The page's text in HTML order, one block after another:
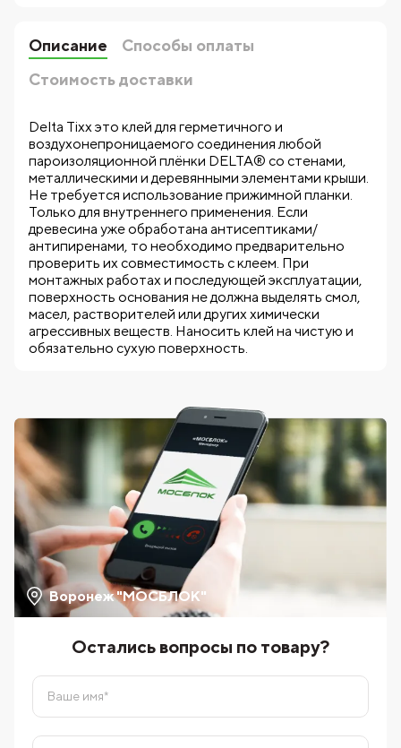
Описание
Способы оплаты
Стоимость доставки
Delta Tixx это клей для герметичного и
воздухонепроницаемого соединения любой
пароизоляционной плёнки DELTA® со стенами,
металлическими и деревянными элементами крыши.
Не требуется использование прижимной планки.
Только для внутреннего применения. Если
древесина уже обработана антисептиками/
антипиренами, то необходимо предварительно
проверить их совместимость с клеем. При
монтажных работах и последующей эксплуатации,
поверхность основания не должна выделять смол,
масел, растворителей или других химически
агрессивных веществ. Наносить клей на чистую и
обязательно сухую поверхность.
Воронеж "МОСБЛОК"
Остались вопросы по товару?